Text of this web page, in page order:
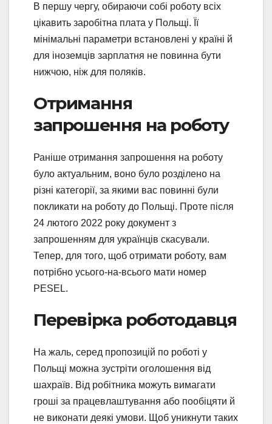
В першу чергу, обираючи собі роботу всіх
цікавить заробітна плата у Польщі. Її
мінімальні параметри встановлені у країні й
для іноземців зарплатня не повинна бути
нижчою, ніж для поляків.
Отримання
запрошення на роботу
Раніше отримання запрошення на роботу
було актуальним, воно було розділено на
різні категорії, за якими вас повинні були
покликати на роботу до Польщі. Проте після
24 лютого 2022 року документ з
запрошенням для українців скасували.
Тепер, для того, щоб отримати роботу, вам
потрібно усього-на-всього мати номер
PESEL.
Перевірка роботодавця
На жаль, серед пропозицій по роботі у
Польщі можна зустріти оголошення від
шахраїв. Від робітника можуть вимагати
гроші за працевлаштування або пообіцяти й
не виконати деякі умови. Щоб уникнути таких